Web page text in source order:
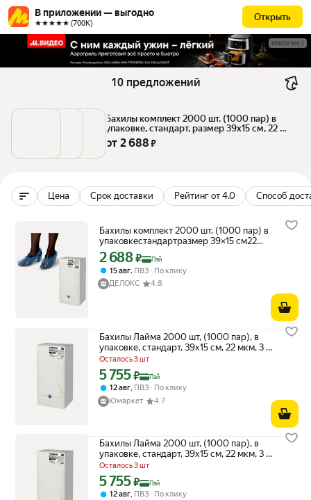
В приложении — выгодно
★★★★★ (700К)
Открыть
РЕКЛАМА
10 предложений
Бахилы комплект 2000 шт. (1000 пар) в
упаковке, стандарт, размер 39х15 см, 22
мкм, 3 г, ПНД, LAIMA, 630718
от 2 688 ₽
Цена Срок доставки Рейтинг от 4.0 Способ
Бахилы комплект 2000 шт. (1000 пар) в
упаковкестандартразмер 39×15 см22
мкм3 гПНДLAIMA630718
Цена с картой Яндекс Пэй 2688 ₽ вместо
2 688₽ Пэй
15 авг, ПВЗ
По клику
ДЕЛОКС
4.8
Бахилы Лайма 2000 шт, (1000 пар), в
упаковке, стандарт, 39х15 см, 22 мкм, 3 г,
ПНД
Осталось 3 шт
Цена с картой Яндекс Пэй 5755 ₽ вместо
5 755₽ Пэй
12 авг, ПВЗ
По клику
Юмаркет
4.7
Бахилы Лайма 2000 шт, (1000 пар), в
упаковке, стандарт, 39х15 см, 22 мкм, 3 г,
ПНД
Осталось 3 шт
Цена с картой Яндекс Пэй 5755 ₽ вместо
5 755₽ Пэй
12 авг ПВЗ
По клику